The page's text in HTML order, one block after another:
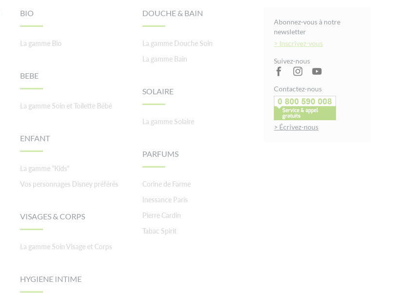
BIO
La gamme Bio
BEBE
La gamme Soin et Toilette Bébé
ENFANT
La gamme "Kids"
Vos personnages Disney préférés
VISAGES & CORPS
La gamme Soin Visage et Corps
HYGIENE INTIME
DOUCHE & BAIN
La gamme Douche Soin
La gamme Bain
SOLAIRE
La gamme Solaire
PARFUMS
Corine de Farme
Inessance Paris
Pierre Cardin
Tabac Spirit
Abonnez-vous à notre
newsletter
> Inscrivez-vous
Suivez-nous
Contactez-nous
> Écrivez-nous